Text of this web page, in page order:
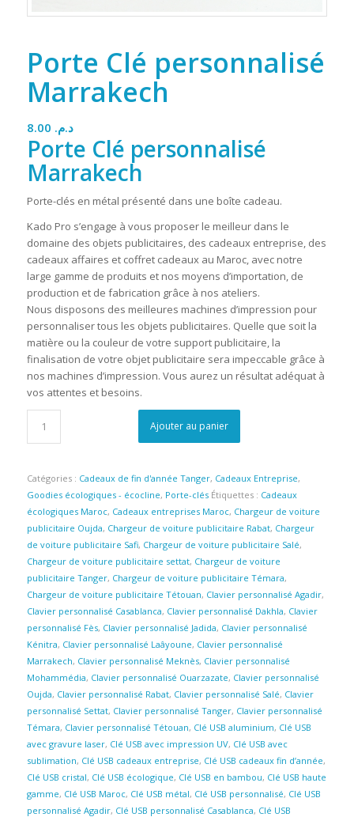
Porte Clé personnalisé
Marrakech
د.م.
Porte Clé personnalisé
Marrakech
Porte-clés en métal présenté dans une boîte cadeau.
Kado Pro s’engage à vous proposer le meilleur dans le
domaine des objets publicitaires, des cadeaux entreprise, des
cadeaux affaires et coffret cadeaux au Maroc, avec notre
large gamme de produits et nos moyens d’importation, de
production et de fabrication grâce à nos ateliers.
Nous disposons des meilleures machines d’impression pour
personnaliser tous les objets publicitaires. Quelle que soit la
matière ou la couleur de votre support publicitaire, la
finalisation de votre objet publicitaire sera impeccable grâce à
nos machines d’impression. Vous aurez un résultat adéquat à
vos attentes et besoins.
Ajouter au panier
Catégories : Cadeaux de fin d'année Tanger, Cadeaux Entreprise,
Goodies écologiques - écocline, Porte-clés Étiquettes : Cadeaux
écologiques Maroc, Cadeaux entreprises Maroc, Chargeur de voiture
publicitaire Oujda, Chargeur de voiture publicitaire Rabat, Chargeur
de voiture publicitaire Safi, Chargeur de voiture publicitaire Salé,
Chargeur de voiture publicitaire settat, Chargeur de voiture
publicitaire Tanger, Chargeur de voiture publicitaire Témara,
Chargeur de voiture publicitaire Tétouan, Clavier personnalisé Agadir,
Clavier personnalisé Casablanca, Clavier personnalisé Dakhla, Clavier
personnalisé Fès, Clavier personnalisé Jadida, Clavier personnalisé
Kénitra, Clavier personnalisé Laâyoune, Clavier personnalisé
Marrakech, Clavier personnalisé Meknès, Clavier personnalisé
Mohammédia, Clavier personnalisé Ouarzazate, Clavier personnalisé
Oujda, Clavier personnalisé Rabat, Clavier personnalisé Salé, Clavier
personnalisé Settat, Clavier personnalisé Tanger, Clavier personnalisé
Témara, Clavier personnalisé Tétouan, Clé USB aluminium, Clé USB
avec gravure laser, Clé USB avec impression UV, Clé USB avec
sublimation, Clé USB cadeaux entreprise, Clé USB cadeaux fin d’année,
Clé USB cristal, Clé USB écologique, Clé USB en bambou, Clé USB haute
gamme, Clé USB Maroc, Clé USB métal, Clé USB personnalisé, Clé USB
personnalisé Agadir, Clé USB personnalisé Casablanca, Clé USB